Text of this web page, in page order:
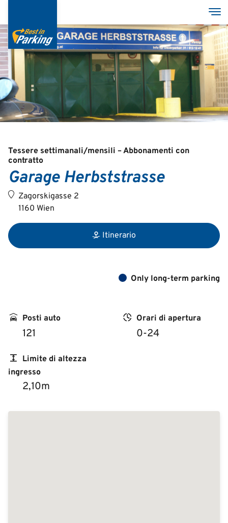
contenuto
principale
Services
Garages
Group
Deutsch
English
Tessere settimanali/mensili – Abbonamenti con
contratto
Garage Herbststrasse
Zagorskigasse 2
1160 Wien
Itinerario
Only long-term parking
Posti auto
121
Orari di apertura
0-24
Limite di altezza
ingresso
2,10m